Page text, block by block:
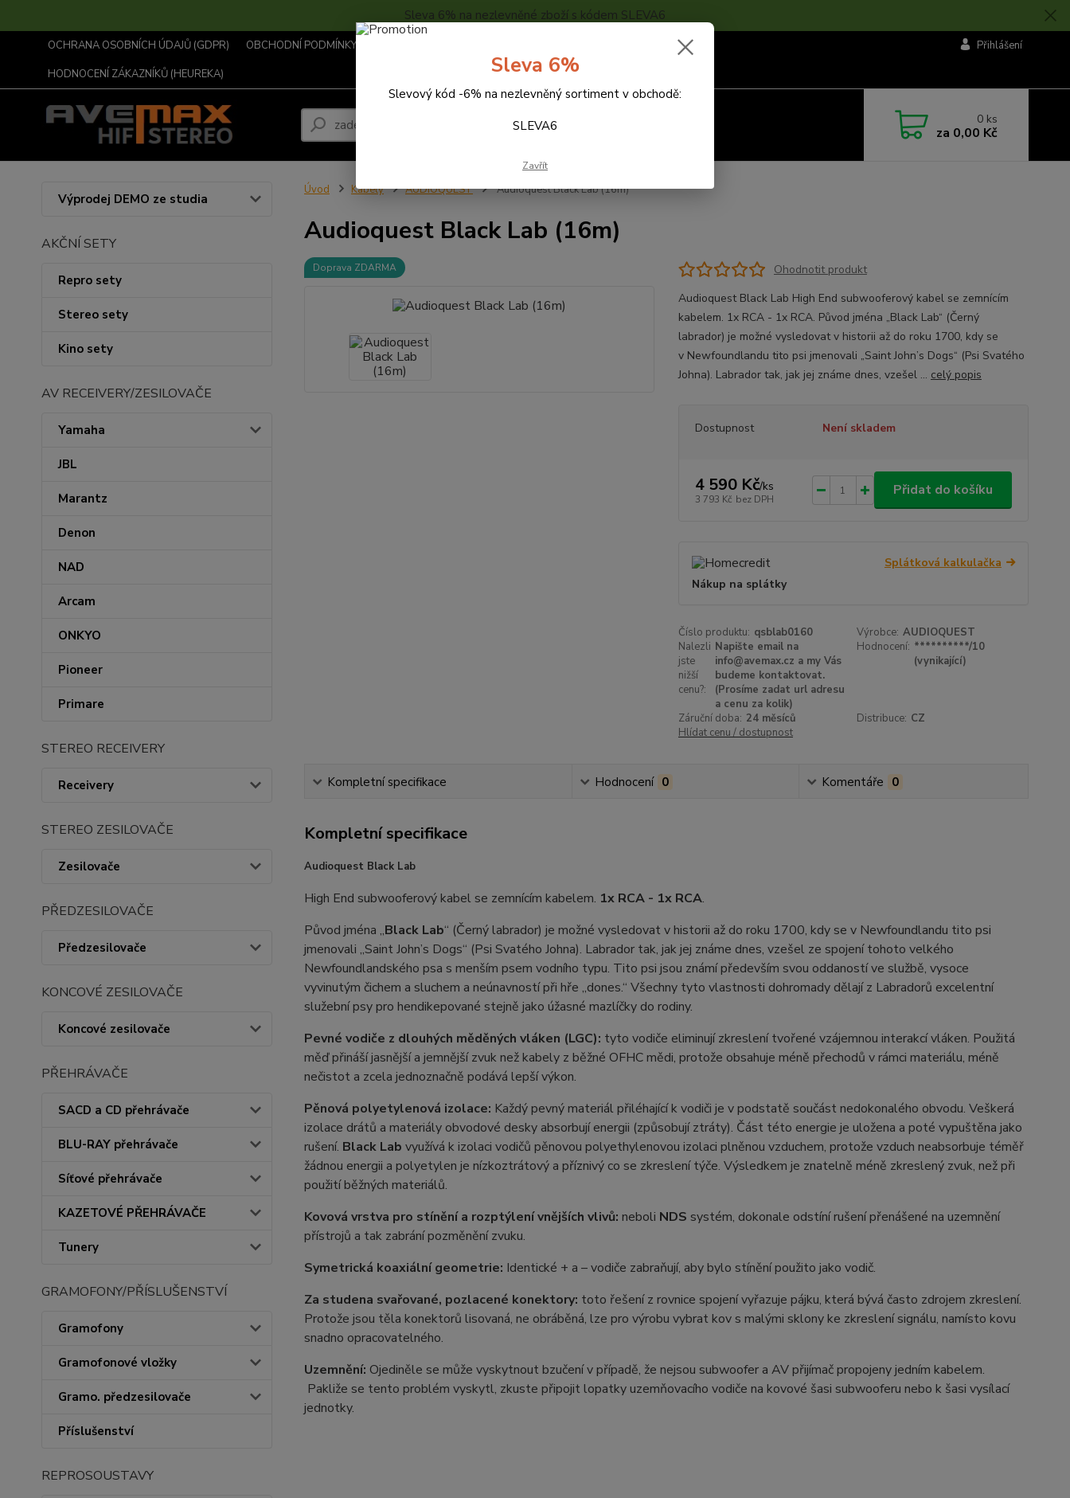
Sleva 6% na nezlevněné zboží s kódem SLEVA6
OCHRANA OSOBNÍCH ÚDAJŮ (GDPR) OBCHODNÍ PODMÍNKY ...
HODNOCENÍ ZÁKAZNÍKŮ (HEUREKA)
Přihlášení
Hledat 0 ks
za 0,00 Kč
Výprodej DEMO ze studia
AKČNÍ SETY
Repro sety
Stereo sety
Kino sety
AV RECEIVERY/ZESILOVAČE
Yamaha
JBL
Marantz
Denon
NAD
Arcam
ONKYO
Pioneer
Primare
STEREO RECEIVERY
Receivery
STEREO ZESILOVAČE
Zesilovače
PŘEDZESILOVAČE
Předzesilovače
KONCOVÉ ZESILOVAČE
Koncové zesilovače
PŘEHRÁVAČE
SACD a CD přehrávače
BLU-RAY přehrávače
Síťové přehrávače
KAZETOVÉ PŘEHRÁVAČE
Tunery
GRAMOFONY/PŘÍSLUŠENSTVÍ
Gramofony
Gramofonové vložky
Gramo. předzesilovače
Příslušenství
REPROSOUSTAVY
Úvod Kabely AUDIOQUEST Audioquest Black Lab (16m)
Audioquest Black Lab (16m)
Doprava ZDARMA
Ohodnotit produkt
Audioquest Black Lab High End subwooferový kabel se zemnícím
kabelem. 1x RCA - 1x RCA. Původ jména „Black Lab“ (Černý
labrador) je možné vysledovat v historii až do roku 1700, kdy se
v Newfoundlandu tito psi jmenovali „Saint John’s Dogs“ (Psi Svatého
Johna). Labrador tak, jak jej známe dnes, vzešel ... celý popis
Dostupnost Není skladem
4 590 Kč/ks
3 793 Kč bez DPH
Přidat do košíku
Splátková kalkulačka
Nákup na splátky
Číslo produktu: qsblab0160 Výrobce: AUDIOQUEST
Nalezli
jste
nižší
cenu?:
Napište email na
info@avemax.cz a my Vás
budeme kontaktovat.
(Prosíme zadat url adresu
a cenu za kolik)
Hodnocení: **********/10
(vynikající)
Záruční doba: 24 měsíců Distribuce: CZ
Hlídat cenu / dostupnost
Kompletní specifikace Hodnocení 0 Komentáře 0
Kompletní specifikace
Audioquest Black Lab
High End subwooferový kabel se zemnícím kabelem. 1x RCA - 1x RCA.
Původ jména „Black Lab“ (Černý labrador) je možné vysledovat v historii až do roku 1700, kdy se v Newfoundlandu tito psi
jmenovali „Saint John’s Dogs“ (Psi Svatého Johna). Labrador tak, jak jej známe dnes, vzešel ze spojení tohoto velkého
Newfoundlandského psa s menším psem vodního typu. Tito psi jsou známí především svou oddaností ve službě, vysoce
vyvinutým čichem a sluchem a neúnavností při hře „dones.“ Všechny tyto vlastnosti dohromady dělají z Labradorů excelentní
služební psy pro hendikepované stejně jako úžasné mazlíčky do rodiny.
Pevné vodiče z dlouhých měděných vláken (LGC): tyto vodiče eliminují zkreslení tvořené vzájemnou interakcí vláken. Použitá
měď přináší jasnější a jemnější zvuk než kabely z běžné OFHC mědi, protože obsahuje méně přechodů v rámci materiálu, méně
nečistot a zcela jednoznačně podává lepší výkon.
Pěnová polyetylenová izolace: Každý pevný materiál přiléhající k vodiči je v podstatě součást nedokonalého obvodu. Veškerá
izolace drátů a materiály obvodové desky absorbují energii (způsobují ztráty). Část této energie je uložena a poté vypuštěna jako
rušení. Black Lab využívá k izolaci vodičů pěnovou polyethylenovou izolaci plněnou vzduchem, protože vzduch neabsorbuje téměř
žádnou energii a polyetylen je nízkoztrátový a příznivý co se zkreslení týče. Výsledkem je znatelně méně zkreslený zvuk, než při
použití běžných materiálů.
Kovová vrstva pro stínění a rozptýlení vnějších vlivů: neboli NDS systém, dokonale odstíní rušení přenášené na uzemnění
přístrojů a tak zabrání pozměnění zvuku.
Symetrická koaxiální geometrie: Identické + a – vodiče zabraňují, aby bylo stínění použito jako vodič.
Za studena svařované, pozlacené konektory: toto řešení z rovnice spojení vyřazuje pájku, která bývá často zdrojem zkreslení.
Protože jsou těla konektorů lisovaná, ne obráběná, lze pro výrobu vybrat kov s malými sklony ke zkreslení signálu, namísto kovu
snadno opracovatelného.
Uzemnění: Ojediněle se může vyskytnout bzučení v případě, že nejsou subwoofer a AV přijímač propojeny jedním kabelem.
Pakliže se tento problém vyskytl, zkuste připojit lopatky uzemňovacího vodiče na kovové šasi subwooferu nebo k šasi vysílací
jednotky.
Sleva 6%
Slevový kód -6% na nezlevněný sortiment v obchodě:
SLEVA6
Zavřít